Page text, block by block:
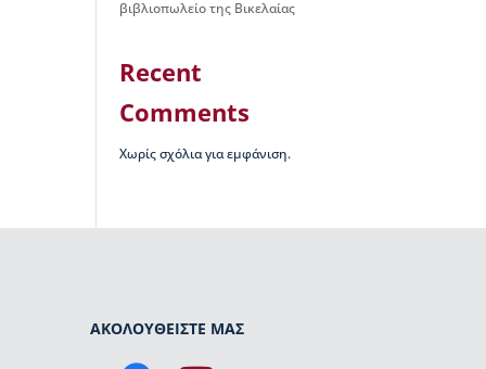
βιβλιοπωλείο της Βικελαίας
Recent
Comments
Χωρίς σχόλια για εμφάνιση.
ΑΚΟΛΟΥΘΕΙΣΤΕ ΜΑΣ